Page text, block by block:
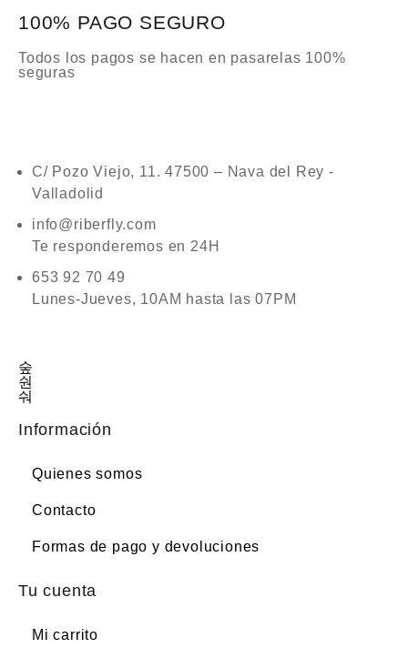
100% PAGO SEGURO
Todos los pagos se hacen en pasarelas 100%
seguras
C/ Pozo Viejo, 11. 47500 – Nava del Rey -
Valladolid
info@riberfly.com
Te responderemos en 24H
653 92 70 49
Lunes-Jueves, 10AM hasta las 07PM
Información
Quienes somos
Contacto
Formas de pago y devoluciones
Tu cuenta
Mi carrito